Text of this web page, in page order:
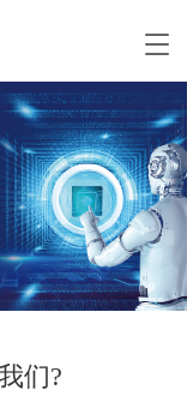
T
g
l
e
n
a
v
a
们?